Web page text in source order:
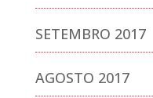
SETEMBRO 2017
AGOSTO 2017